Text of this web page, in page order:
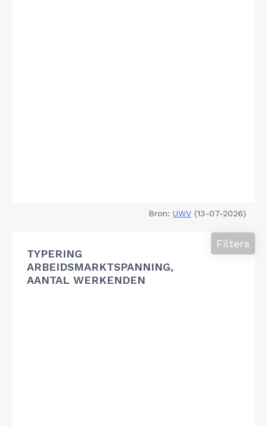
Bron: UWV (13-07-2026)
TYPERING
ARBEIDSMARKTSPANNING,
AANTAL WERKENDEN
Filters